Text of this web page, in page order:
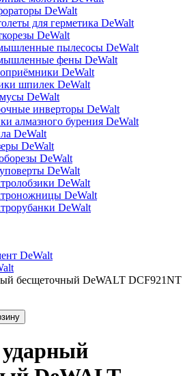
DeWalt
для герметика DeWalt
DeWalt
пылесосы DeWalt
фены DeWalt
DeWalt
шпилек DeWalt
DeWalt
инверторы DeWalt
алмазного бурения DeWalt
DeWalt
DeWalt
DeWalt
DeWalt
DeWalt
DeWalt
DeWalt
DeWalt
бесщеточный DeWALT DCF921NT
ударный